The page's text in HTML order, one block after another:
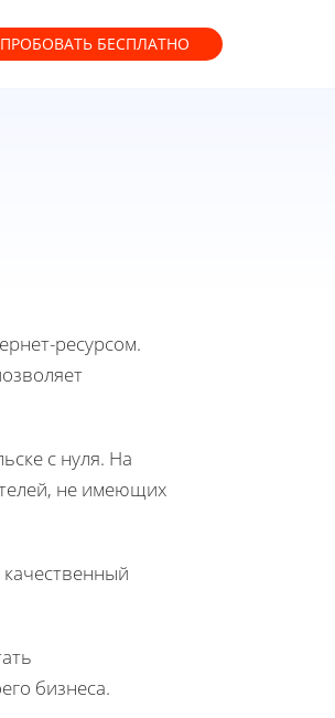
БЕСПЛАТНО
ресурсом.
с нуля. На
не имеющих
бизнеса.